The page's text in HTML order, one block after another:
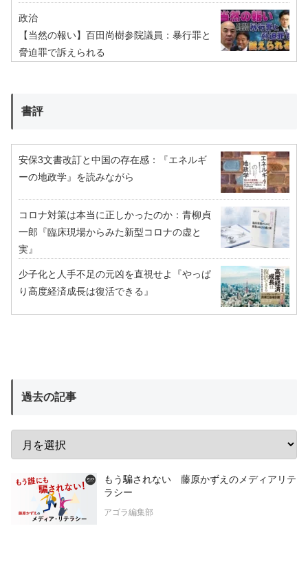
政治
【当然の報い】百田尚樹参院議員：暴行罪と
脅迫罪で訴えられる
書評
安保3文書改訂と中国の存在感：『エネルギ
ーの地政学』を読みながら
コロナ対策は本当に正しかったのか：青柳貞
一郎『臨床現場からみた新型コロナの虚と
実』
少子化と人手不足の元凶を直視せよ『やっぱ
り高度経済成長は復活できる』
過去の記事
もう騙されない 藤原かずえのメディアリテ
ラシー
アゴラ編集部